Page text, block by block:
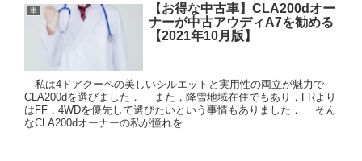
車
【お得な中古車】CLA200dオー
ナーが中古アウディA7を勧める
【2021年10月版】
私は4ドアクーペの美しいシルエットと実用性の両立が魅力で
CLA200dを選びました． また，降雪地域在住でもあり，FRより
はFF，4WDを優先して選びたいという事情もありました． そん
なCLA200dオーナーの私が憧れを...